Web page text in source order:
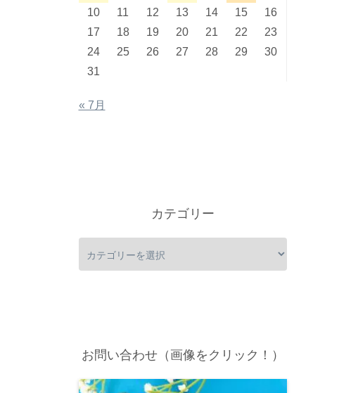
10
11 12 13 14 15
16
17
18 19 20 21 22
23
24
25 26 27 28 29
30
31
« 7月
カテゴリー
お問い合わせ（画像をクリック！）